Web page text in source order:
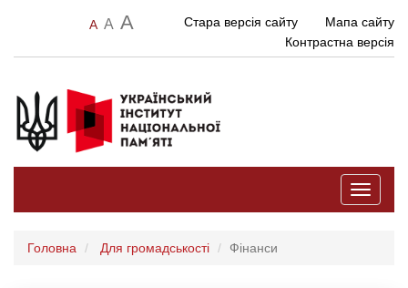
A A A Стара версія сайту
Мапа сайту
Контрастна версія
Toggle
Головна Для громадськості Фінанси